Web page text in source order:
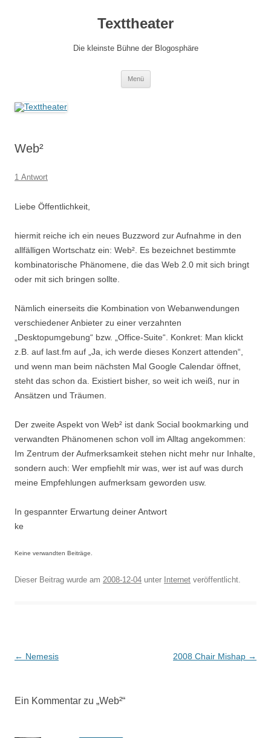
Texttheater
Die kleinste Bühne der Blogosphäre
Menü
Web²
1 Antwort
Liebe Öffentlichkeit,
hiermit reiche ich ein neues Buzzword zur Aufnahme in den
allfälligen Wortschatz ein: Web². Es bezeichnet bestimmte
kombinatorische Phänomene, die das Web 2.0 mit sich bringt
oder mit sich bringen sollte.
Nämlich einerseits die Kombination von Webanwendungen
verschiedener Anbieter zu einer verzahnten
„Desktopumgebung“ bzw. „Office-Suite“. Konkret: Man klickt
z.B. auf last.fm auf „Ja, ich werde dieses Konzert attenden“,
und wenn man beim nächsten Mal Google Calendar öffnet,
steht das schon da. Existiert bisher, so weit ich weiß, nur in
Ansätzen und Träumen.
Der zweite Aspekt von Web² ist dank Social bookmarking und
verwandten Phänomenen schon voll im Alltag angekommen:
Im Zentrum der Aufmerksamkeit stehen nicht mehr nur Inhalte,
sondern auch: Wer empfiehlt mir was, wer ist auf was durch
meine Empfehlungen aufmerksam geworden usw.
In gespannter Erwartung deiner Antwort
ke
Keine verwandten Beiträge.
Dieser Beitrag wurde am 2008-12-04 unter Internet veröffentlicht.
Beitragsnavigation
← Nemesis 2008 Chair Mishap →
Ein Kommentar zu „Web²“